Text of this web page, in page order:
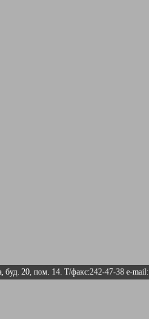
буд. 20, пом. 14. Т/факс:242-47-38 e-mail: